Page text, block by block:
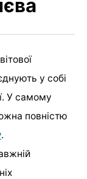
у собі
У самому
повністю
.